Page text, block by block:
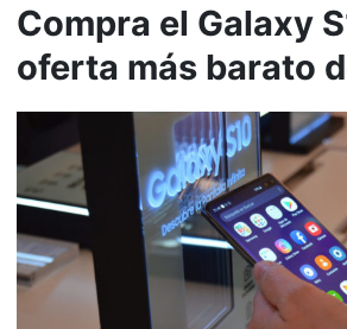
Compra el Galaxy
oferta más barato